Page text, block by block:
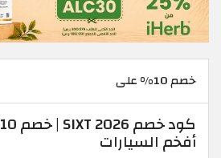
خصم 10% على
أفخم السيارات